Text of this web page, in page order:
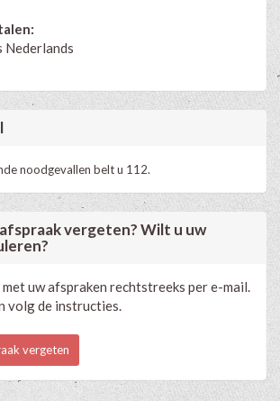
Nederlands
noodgevallen belt u 112.
vergeten? Wilt u uw
uw afspraken rechtstreeks per e-mail.
volg de instructies.
vergeten